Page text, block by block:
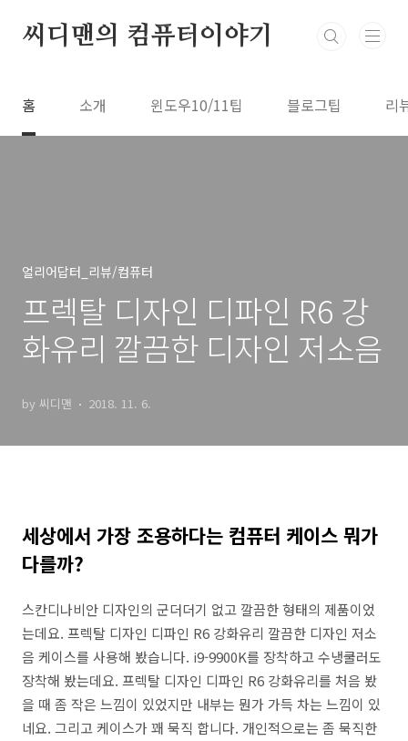
씨디맨의 컴퓨터이야기
홈 소개 윈도우10/11팁 블로그팁 리
얼리어답터_리뷰/컴퓨터
프렉탈 디자인 디파인 R6 강
화유리 깔끔한 디자인 저소음
by 씨디맨 2018. 11. 6.
세상에서 가장 조용하다는 컴퓨터 케이스 뭐가
다를까?
스칸디나비안 디자인의 군더더기 없고 깔끔한 형태의 제품이었
는데요. 프렉탈 디자인 디파인 R6 강화유리 깔끔한 디자인 저소
음 케이스를 사용해 봤습니다. i9-9900K를 장착하고 수냉쿨러도
장착해 봤는데요. 프렉탈 디자인 디파인 R6 강화유리를 처음 봤
을 때 좀 작은 느낌이 있었지만 내부는 뭔가 가득 차는 느낌이 있
네요. 그리고 케이스가 꽤 묵직 합니다. 개인적으로는 좀 묵직한